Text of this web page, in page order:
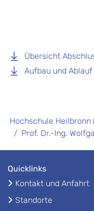
Übersicht
Aufbau und
Hochschule Heilbronn
Prof. Dr.-Ing.
Quicklinks
Kontakt und Anfahrt
Standorte